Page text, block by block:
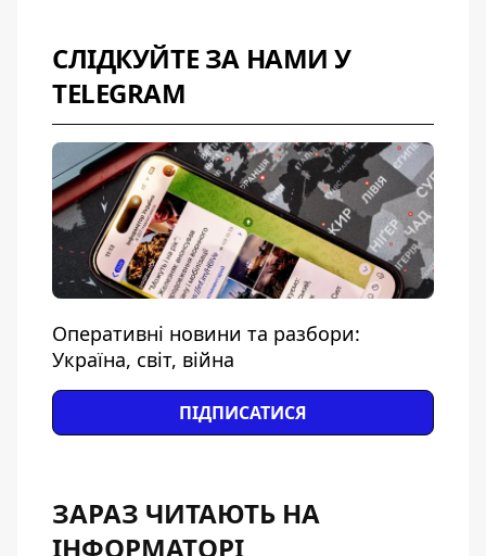
СЛІДКУЙТЕ ЗА НАМИ У
TELEGRAM
Оперативні новини та разбори:
Україна, світ, війна
ПІДПИСАТИСЯ
ЗАРАЗ ЧИТАЮТЬ НА
ІНФОРМАТОРІ